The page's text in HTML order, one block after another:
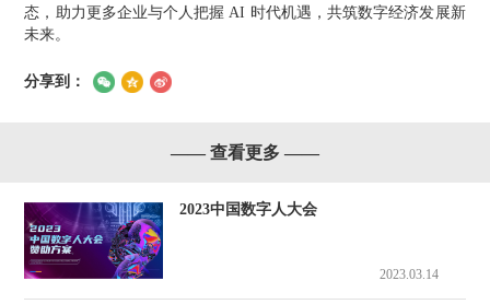
态，助力更多企业与个人把握 AI 时代机遇，共筑数字经济发展新
未来。
分享到：
—— 查看更多 ——
2023中国数字人大会
2023.03.14